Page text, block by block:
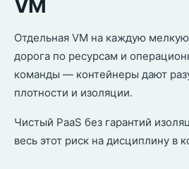
VM
Отдельная VM на каждую
дорога по ресурсам и
команды — контейнеры дают
плотности и изоляции.
Чистый PaaS без гарантий
весь этот риск на дисциплину в